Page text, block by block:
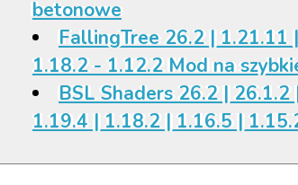
betonowe
FallingTree 26.2 | 1.21.11
1.18.2 - 1.12.2 Mod na
BSL Shaders 26.2 |
1.19.4 | 1.18.2 | 1.16.5 |